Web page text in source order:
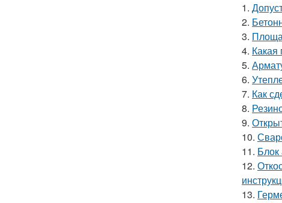
1.
2.
3.
4. Какая
5.
6.
7. Как
8.
9.
10.
11. Блок
12.
13.